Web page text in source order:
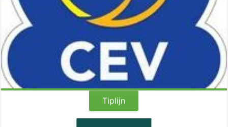
Ce week-end auront lieu les demis et finales de la Champion’s League. Les 4
rencontres seront diffusées en direct sur LAOLA1.tv Voici le calendrier des
rencontres, retrouvez les dans notre Live Center (http://live.volleynews.be)
Tiplijn